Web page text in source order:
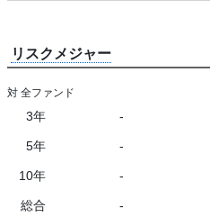
リスクメジャー
対 全ファンド
3年 -
5年 -
10年 -
総合 -